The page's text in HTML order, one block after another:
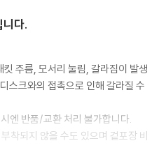
다.
주름, 모서리 눌림, 갈라짐이 발생
스크와의 접촉으로 인해 갈라질 수
엔 반품/교환 처리 불가합니다.
착되지 않을 수도 있으며 겉포장 비